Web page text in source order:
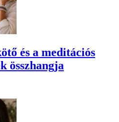
és a meditációs
összhangja